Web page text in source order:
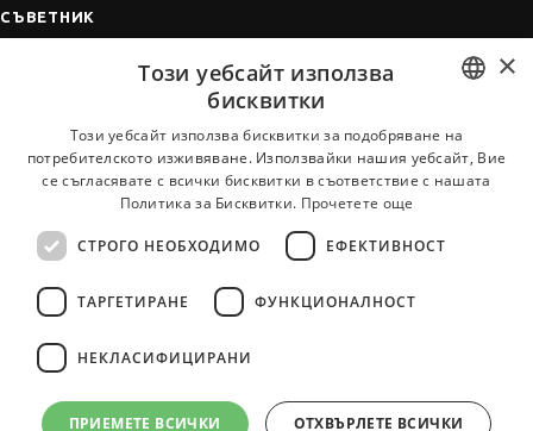
СЪВЕТНИК
Когато получим оферта
Vihra AI
За новодошли
Всички услуги на JobTiger
BULGARIAN
ENGLISH
×
Този уебсайт използва
бисквитки
Този уебсайт използва бисквитки за подобряване на
потребителското изживяване. Използвайки нашия уебсайт, Вие
се съгласявате с всички бисквитки в съответствие с нашата
Политика за Бисквитки. Прочетете още
СТРОГО НЕОБХОДИМО ЕФЕКТИВНОСТ
ТАРГЕТИРАНЕ ФУНКЦИОНАЛНОСТ
НЕКЛАСИФИЦИРАНИ
ПРИЕМЕТЕ ВСИЧКИ ОТХВЪРЛЕТЕ ВСИЧКИ